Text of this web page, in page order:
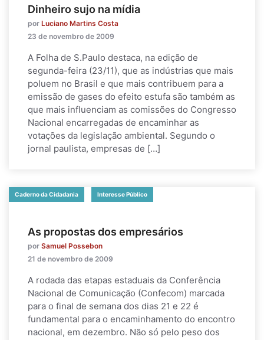
Dinheiro sujo na mídia
por Luciano Martins Costa
23 de novembro de 2009
A Folha de S.Paulo destaca, na edição de
segunda-feira (23/11), que as indústrias que mais
poluem no Brasil e que mais contribuem para a
emissão de gases do efeito estufa são também as
que mais influenciam as comissões do Congresso
Nacional encarregadas de encaminhar as
votações da legislação ambiental. Segundo o
jornal paulista, empresas de […]
Caderno da Cidadania Interesse Público
As propostas dos empresários
por Samuel Possebon
21 de novembro de 2009
A rodada das etapas estaduais da Conferência
Nacional de Comunicação (Confecom) marcada
para o final de semana dos dias 21 e 22 é
fundamental para o encaminhamento do encontro
nacional, em dezembro. Não só pelo peso dos